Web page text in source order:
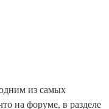
из самых
на форуме, в разделе